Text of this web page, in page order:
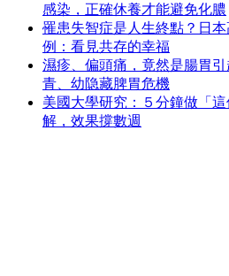
感染，正確休養才能避免化膿
罹患失智症是人生終點？日
例：看見共存的幸福
濕疹、偏頭痛，竟然是腸胃引
青、幼隐藏脾胃危機
美國大學研究：５分鐘做「
解，效果撐數週